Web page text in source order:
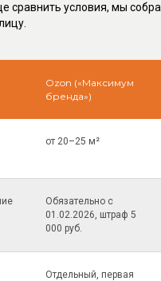
сравнить условия, мы
Ozon («Максимум
бренда»)
от 20–25 м²
Обязательно с
01.02.2026, штраф 5
000 руб.
Отдельный, первая